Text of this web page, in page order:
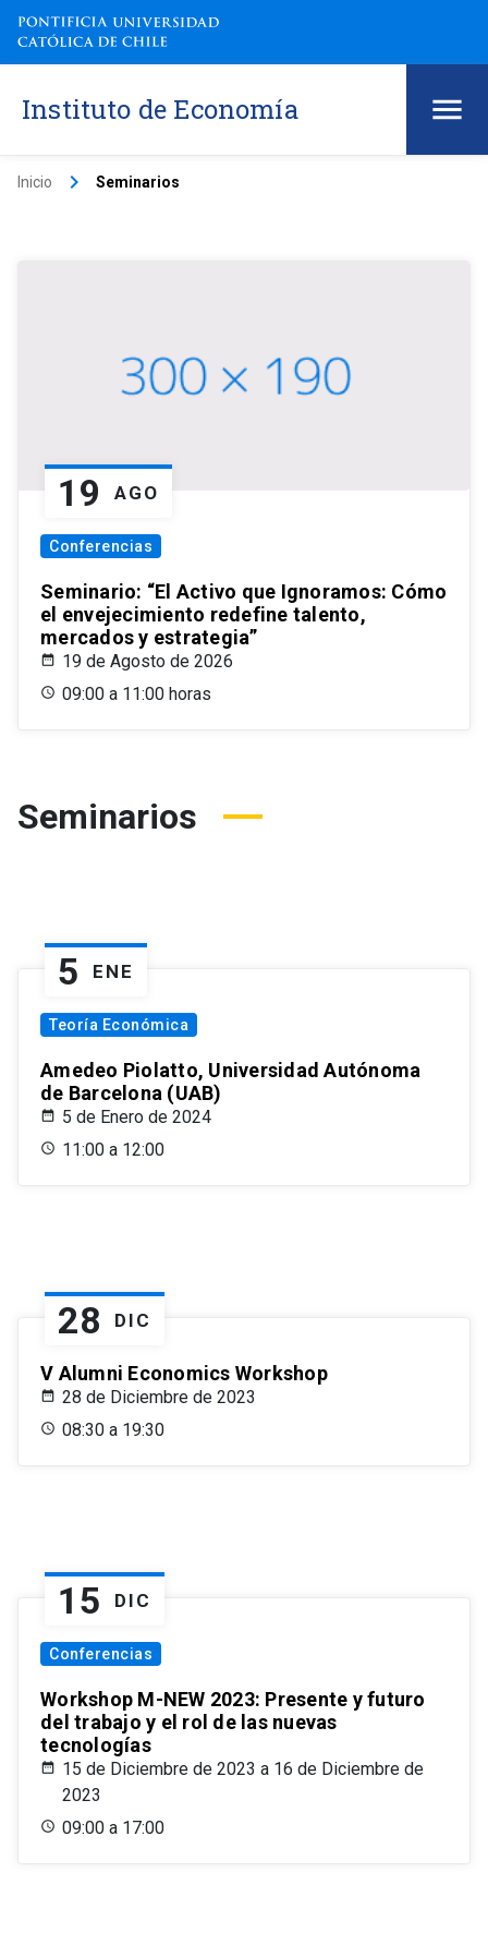
Instituto de Economía
Inicio keyboard_arrow_right Seminarios
19 AGO
Conferencias
Seminario: “El Activo que Ignoramos: Cómo
el envejecimiento redefine talento,
mercados y estrategia”
19 de Agosto de 2026
09:00 a 11:00 horas
Seminarios
5 ENE
Teoría Económica
Amedeo Piolatto, Universidad Autónoma
de Barcelona (UAB)
5 de Enero de 2024
11:00 a 12:00
28 DIC
V Alumni Economics Workshop
28 de Diciembre de 2023
08:30 a 19:30
15 DIC
Conferencias
Workshop M-NEW 2023: Presente y futuro
del trabajo y el rol de las nuevas
tecnologías
15 de Diciembre de 2023 a 16 de Diciembre de
2023
09:00 a 17:00